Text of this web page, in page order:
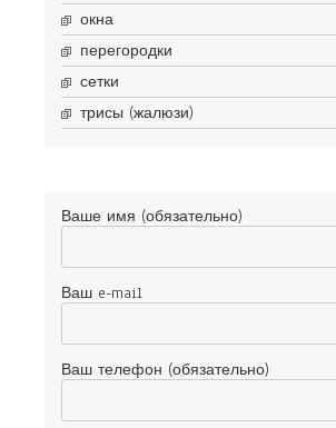
окна
перегородки
сетки
трисы (жалюзи)
Ваше имя (обязательно)
Ваш e-mail
Ваш телефон (обязательно)